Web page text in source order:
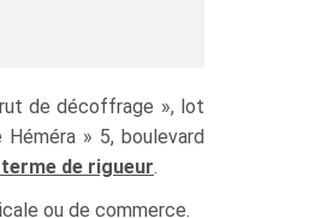
de décoffrage », lot
Héméra » 5, boulevard
terme de rigueur.
ou de commerce.